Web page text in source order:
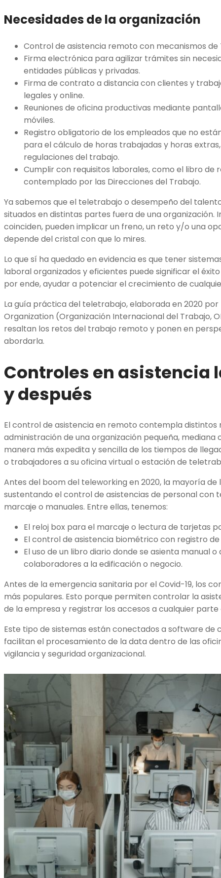
Necesidades de la organización
Control de asistencia remoto con mecanismos de
Firma electrónica para agilizar trámites sin
entidades públicas y privadas.
Firma de contrato a distancia con clientes y
legales y online.
Reuniones de oficina productivas mediante
móviles.
Registro obligatorio de los empleados que no
para el cálculo de horas trabajadas y horas
regulaciones del trabajo.
Cumplir con requisitos laborales, como el libro de
contemplado por las Direcciones del Trabajo.
Ya sabemos que el teletrabajo o desempeño del
situados en distintas partes fuera de una organización.
coinciden, pueden implicar un freno, un reto y/o una
depende del cristal con que lo mires.
Lo que sí ha quedado en evidencia es que tener
laboral organizados y eficientes puede significar el
por ende, ayudar a potenciar el crecimiento de
La guía práctica del teletrabajo, elaborada en 2020
Organization (Organización Internacional del Trabajo,
resaltan los retos del trabajo remoto y ponen en
abordarla.
Controles en asistencia
y después
Elcontrol de asistencia en remoto contempla distintos
administración de una organización pequeña, mediana
manera más expedita y sencilla de los tiempos de
o trabajadores a su oficina virtual o estación de
Antes del boom del teleworking en 2020, la mayoría de
sustentando el control de asistencias de personal con
marcaje o manuales. Entre ellas, tenemos:
El reloj box para el marcaje o lectura de tarjetas
Elcontrol de asistencia biométrico con registro
El uso de un libro diario donde se asienta manual
colaboradores a la edificación o negocio.
Antes de la emergencia sanitaria por el Covid-19, los
más populares. Esto porque permiten controlar la
de la empresa y registrar los accesos a cualquier
Este tipo de sistemas están conectados a software de
facilitan el procesamiento de la data dentro de las
vigilancia y seguridad organizacional.